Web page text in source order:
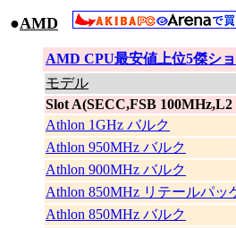
●AMD
AMD CPU最安値上位5傑シ
モデル
Slot A(SECC,FSB 100MHz,L2
Athlon 1GHz バルク
Athlon 950MHz バルク
Athlon 900MHz バルク
Athlon 850MHz リテールパッ
Athlon 850MHz バルク